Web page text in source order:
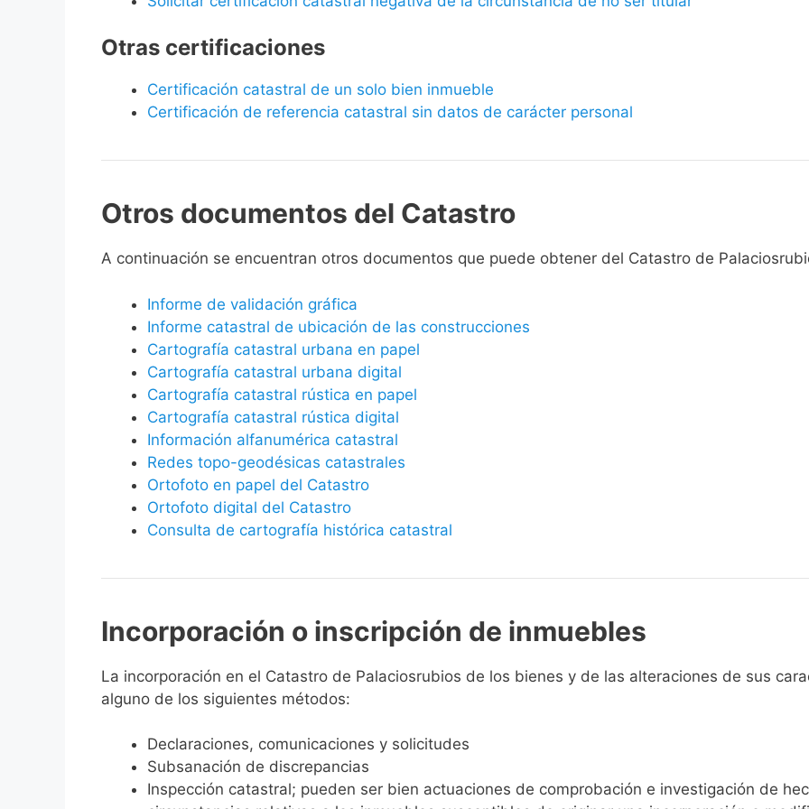
Otras certificaciones
Certificación catastral de un solo bien inmueble
Certificación de referencia catastral sin datos de carácter personal
Otros documentos del Catastro
A continuación se encuentran otros documentos que puede obtener del Catastro de
Informe de validación gráfica
Informe catastral de ubicación de las construcciones
Cartografía catastral urbana en papel
Cartografía catastral urbana digital
Cartografía catastral rústica en papel
Cartografía catastral rústica digital
Información alfanumérica catastral
Redes topo-geodésicas catastrales
Ortofoto en papel del Catastro
Ortofoto digital del Catastro
Consulta de cartografía histórica catastral
Incorporación o inscripción de inmuebles
La incorporación en el Catastro de Palaciosrubios de los bienes y de las alteraciones de sus
alguno de los siguientes métodos:
Declaraciones, comunicaciones y solicitudes
Subsanación de discrepancias
Inspección catastral; pueden ser bien actuaciones de comprobación e investigación de